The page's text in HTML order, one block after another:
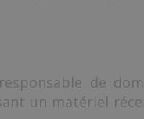
de
un matériel